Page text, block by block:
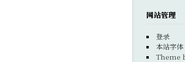
网站管理
登录
本站字体
Theme